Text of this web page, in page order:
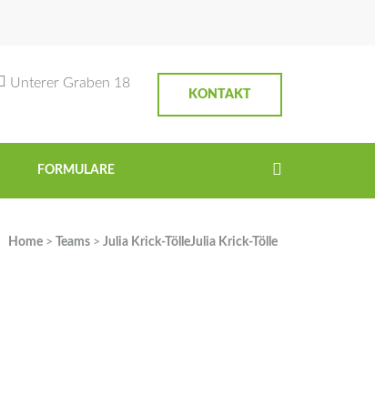
KONTAKT
Unterer Graben 18
FORMULARE
Home > Teams > Julia Krick-TölleJulia Krick-Tölle